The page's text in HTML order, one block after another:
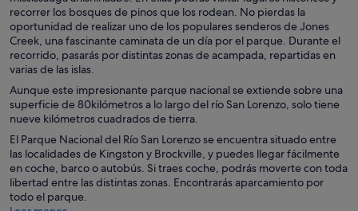
recorrer los bosques de pinos que los rodean. No pierdas la
oportunidad de realizar uno de los populares senderos de Jones
Creek, una fascinante caminata de un día por el parque. Durante el
recorrido, pasarás por distintas zonas de acampada, repartidas en
varias de las islas.
Aunque este impresionante parque nacional se extiende sobre una
superficie de 80kilómetros a lo largo del río San Lorenzo, solo tiene
nueve kilómetros cuadrados de tierra.
El Parque Nacional del Río San Lorenzo se encuentra situado entre
las localidades de Kingston y Brockville, y puedes llegar fácilmente
en coche, barco o autobús. Si traes coche, podrás moverte con toda
libertad entre las distintas zonas. Encontrarás aparcamiento por
todo el parque.